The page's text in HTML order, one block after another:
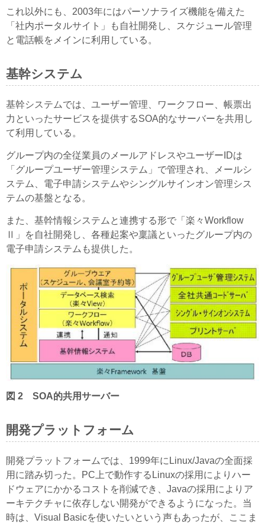
これ以外にも、2003年にはパーソナライズ機能を備えた
「社内ポータルサイト」も自社開発し、スケジュール管理
と電話帳をメインに利用している。
基幹システム
基幹システムでは、ユーザー管理、ワークフロー、帳票出
力といったサービスを提供するSOA的なサーバーを共用し
て利用している。
グループ内の全従業員のメールアドレスやユーザーIDは
「グループユーザー管理システム」で管理され、メールシ
ステム、電子申請システムやシングルサインオン管理シス
テムの基盤となる。
また、基幹情報システムと連携する形で「楽々Workflow
Ⅱ」を自社開発し、各種起案や稟議といったグループ内の
電子申請システムも提供した。
図 2 SOA的共用サーバー
開発プラットフォーム
開発プラットフォームでは、1999年にLinux/Javaの全面採
用に踏み切った。PC上で動作するLinuxの採用によりハー
ドウェアにかかるコストを削減でき、Javaの採用によりア
ーキテクチャに依存しない開発ができるようになった。当
時は、Visual Basicを使いたいという声もあったが、ここま